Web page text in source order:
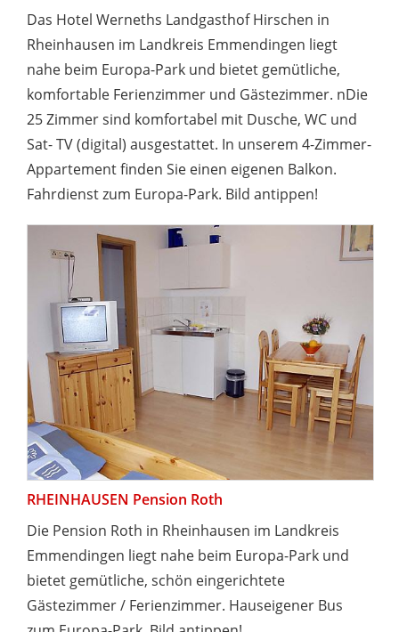
Das Hotel Werneths Landgasthof Hirschen in
Rheinhausen im Landkreis Emmendingen liegt
nahe beim Europa-Park und bietet gemütliche,
komfortable Ferienzimmer und Gästezimmer. nDie
25 Zimmer sind komfortabel mit Dusche, WC und
Sat- TV (digital) ausgestattet. In unserem 4-Zimmer-
Appartement finden Sie einen eigenen Balkon.
Fahrdienst zum Europa-Park. Bild antippen!
RHEINHAUSEN Pension Roth
Die Pension Roth in Rheinhausen im Landkreis
Emmendingen liegt nahe beim Europa-Park und
bietet gemütliche, schön eingerichtete
Gästezimmer / Ferienzimmer. Hauseigener Bus